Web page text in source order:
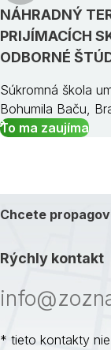
NÁHRADNÝ
PRIJÍMACÍCH
ODBORNÉ
Súkromná škola
Bohumila Baču,
To ma zaujíma
Chcete
Rýchly kontakt
* tieto kontakty